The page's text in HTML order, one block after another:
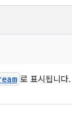
로 표시됩니다.